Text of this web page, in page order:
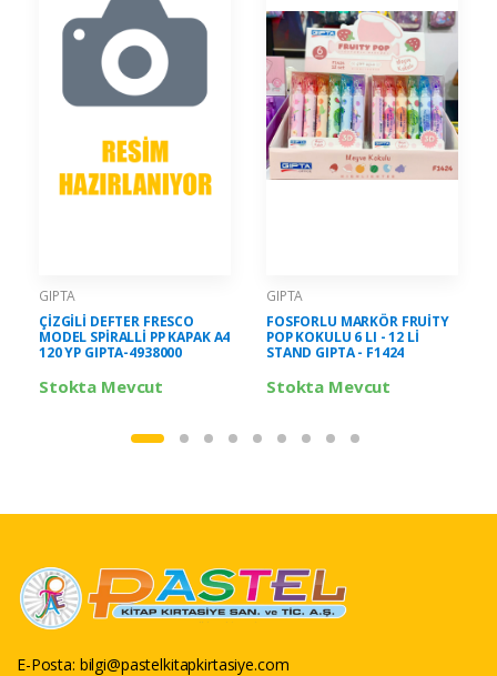
GIPTA
ÇİZGİLİ DEFTER FRESCO
MODEL SPİRALLİ PP KAPAK A4
120 YP GIPTA-4938000
Stokta Mevcut
GIPTA
FOSFORLU MARKÖR FRUİTY
POP KOKULU 6 LI - 12 Lİ
STAND GIPTA - F1424
Stokta Mevcut
E-Posta: bilgi@pastelkitapkirtasiye.com